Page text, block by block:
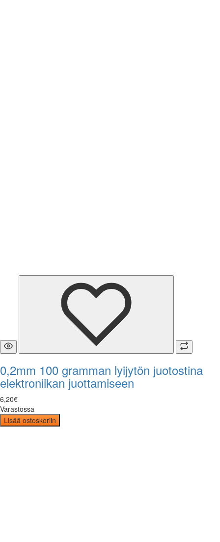
0,2mm 100 gramman lyijytön juotostina
elektroniikan juottamiseen
6,20€
Varastossa
Lisää ostoskoriin